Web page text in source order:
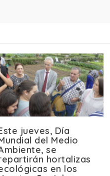
jueves, Día
del Medio
se
hortalizas
en los